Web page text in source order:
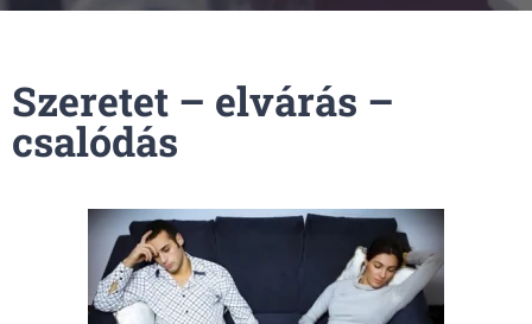
Szeretet – elvárás –
csalódás